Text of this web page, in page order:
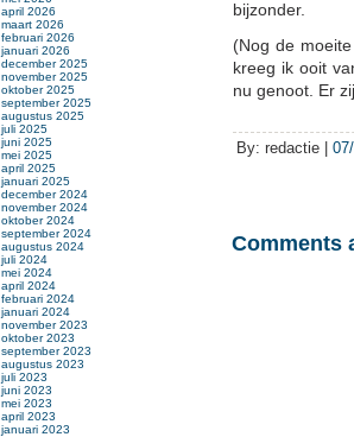
bijzonder.
(Nog de
kreeg ik ooit
nu genoot. Er
By: redactie |
Comments
april 2026
maart 2026
februari 2026
januari 2026
december 2025
november 2025
oktober 2025
september 2025
augustus 2025
juli 2025
juni 2025
mei 2025
april 2025
januari 2025
december 2024
november 2024
oktober 2024
september 2024
augustus 2024
juli 2024
mei 2024
april 2024
februari 2024
januari 2024
november 2023
oktober 2023
september 2023
augustus 2023
juli 2023
juni 2023
mei 2023
april 2023
januari 2023